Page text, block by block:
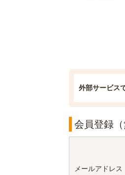
外部サービス
会員登録（
メールアドレス